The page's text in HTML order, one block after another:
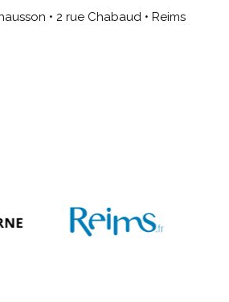
• 2 rue Chabaud • Reims